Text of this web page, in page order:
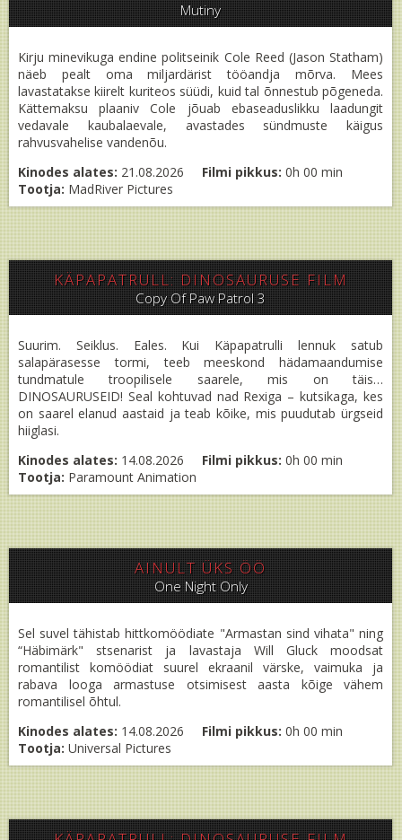
Mutiny
Kirju minevikuga endine politseinik Cole Reed (Jason Statham)
näeb pealt oma miljardärist tööandja mõrva. Mees
lavastatakse kiirelt kuriteos süüdi, kuid tal õnnestub põgeneda.
Kättemaksu plaaniv Cole jõuab ebaseaduslikku laadungit
vedavale kaubalaevale, avastades sündmuste käigus
rahvusvahelise vandenõu.
Kinodes alates: 21.08.2026 Filmi pikkus: 0h 00 min
Tootja: MadRiver Pictures
KÄPAPATRULL: DINOSAURUSE FILM
Copy Of Paw Patrol 3
Suurim. Seiklus. Eales. Kui Käpapatrulli lennuk satub
salapärasesse tormi, teeb meeskond hädamaandumise
tundmatule troopilisele saarele, mis on täis…
DINOSAURUSEID! Seal kohtuvad nad Rexiga – kutsikaga, kes
on saarel elanud aastaid ja teab kõike, mis puudutab ürgseid
hiiglasi.
Kinodes alates: 14.08.2026 Filmi pikkus: 0h 00 min
Tootja: Paramount Animation
AINULT ÜKS ÖÖ
One Night Only
Sel suvel tähistab hittkomöödiate "Armastan sind vihata" ning
“Häbimärk" stsenarist ja lavastaja Will Gluck moodsat
romantilist komöödiat suurel ekraanil värske, vaimuka ja
rabava looga armastuse otsimisest aasta kõige vähem
romantilisel õhtul.
Kinodes alates: 14.08.2026 Filmi pikkus: 0h 00 min
Tootja: Universal Pictures